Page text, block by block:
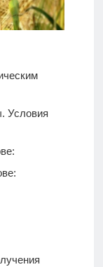
Условия